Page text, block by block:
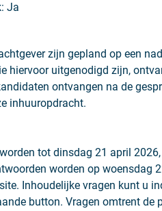
Ja
zijn gep land op een
hiervoor uitgenodigd zijn,
ontvangen na de
inhuuropdracht.
tot dinsdag 21 april
worden op woensdag
Inhoudelijke vragen kunt u
button. Vragen omtrent de